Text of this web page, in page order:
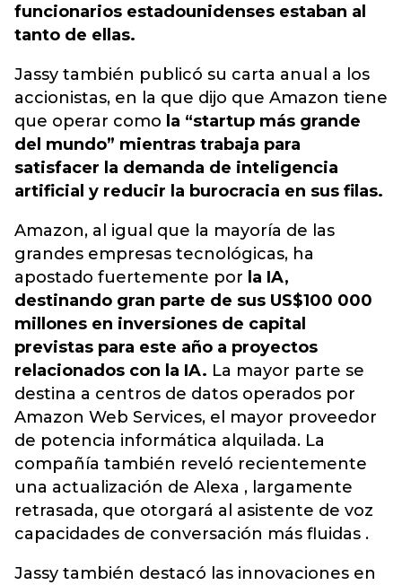
funcionarios estadounidenses estaban al
tanto de ellas.
Jassy también publicó su carta anual a los
accionistas, en la que dijo que Amazon tiene
que operar como la “startup más grande
del mundo” mientras trabaja para
satisfacer la demanda de inteligencia
artificial y reducir la burocracia en sus filas.
Amazon, al igual que la mayoría de las
grandes empresas tecnológicas, ha
apostado fuertemente por la IA,
destinando gran parte de sus US$100 000
millones en inversiones de capital
previstas para este año a proyectos
relacionados con la IA. La mayor parte se
destina a centros de datos operados por
Amazon Web Services, el mayor proveedor
de potencia informática alquilada. La
compañía también reveló recientemente
una actualización de Alexa , largamente
retrasada, que otorgará al asistente de voz
capacidades de conversación más fluidas .
Jassy también destacó las innovaciones en